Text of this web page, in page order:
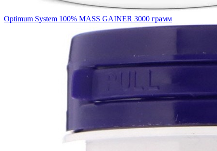
Optimum System 100% MASS GAINER 3000 грамм